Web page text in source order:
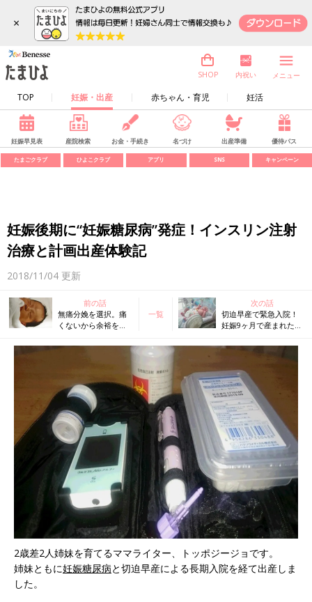
×
TOP 妊娠・出産 赤ちゃん・育児 妊活
SHOP 内祝い メニュー
妊娠早見表 産院検索 お金・手続き 名づけ 出産準備 優待パス
たまごクラブ ひよこクラブ アプリ SNS キャンペーン
妊娠後期に“妊娠糖尿病”発症！インスリン注射
治療と計画出産体験記
2018/11/04 更新
前の話
無痛分娩を選択。痛
くないから余裕をも
た！
一覧
次の話
切迫早産で緊急入院！
妊娠9ヶ月で産まれた娘
へ
2歳差2人姉妹を育てるママライター、トッポジージョです。
姉妹ともに妊娠糖尿病と切迫早産による長期入院を経て出産しま
した。